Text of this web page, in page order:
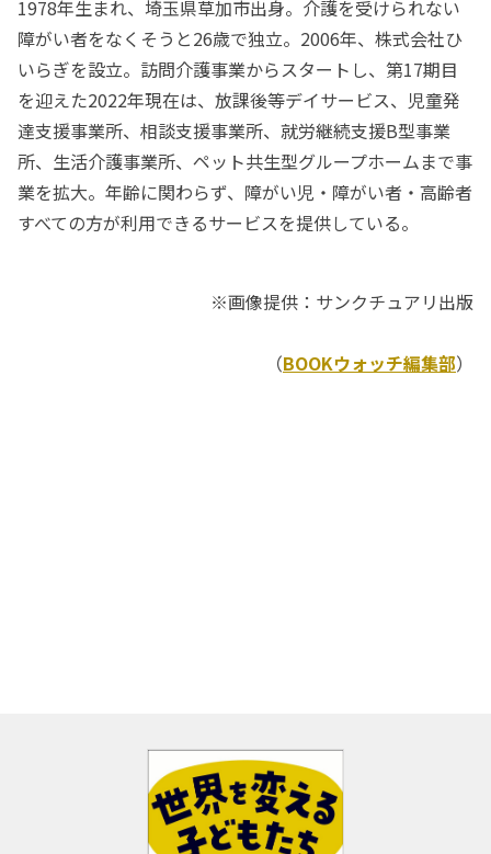
1978年生まれ、埼玉県草加市出身。介護を受けられない
障がい者をなくそうと26歳で独立。2006年、株式会社ひ
いらぎを設立。訪問介護事業からスタートし、第17期目
を迎えた2022年現在は、放課後等デイサービス、児童発
達支援事業所、相談支援事業所、就労継続支援B型事業
所、生活介護事業所、ペット共生型グループホームまで事
業を拡大。年齢に関わらず、障がい児・障がい者・高齢者
すべての方が利用できるサービスを提供している。
※画像提供：サンクチュアリ出版
（BOOKウォッチ編集部）